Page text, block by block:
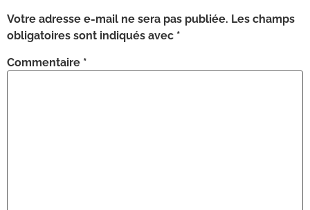
Votre adresse e-mail ne sera pas publiée. Les champs
obligatoires sont indiqués avec *
Commentaire *